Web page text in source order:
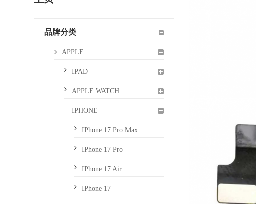
品牌分类
APPLE
IPAD
APPLE WATCH
IPHONE
IPhone 17 Pro Max
IPhone 17 Pro
IPhone 17 Air
IPhone 17